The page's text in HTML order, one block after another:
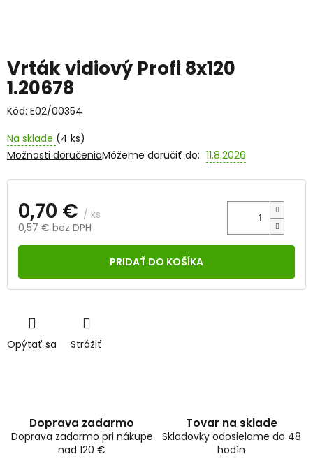
Vrták vidiový Profi 8x120
1.20678
Kód: E02/00354
Na sklade (4 ks)
Môžeme doručiť do: 11.8.2026
Možnosti doručenia
0,70 € / ks
0,57 € bez DPH
Jednotková
PRIDAŤ DO KOŠÍKA
Opýtať sa Strážiť
Doprava zadarmo
Doprava zadarmo pri nákupe
nad 120 €
Tovar na sklade
Skladovky odosielame do 48
hodín